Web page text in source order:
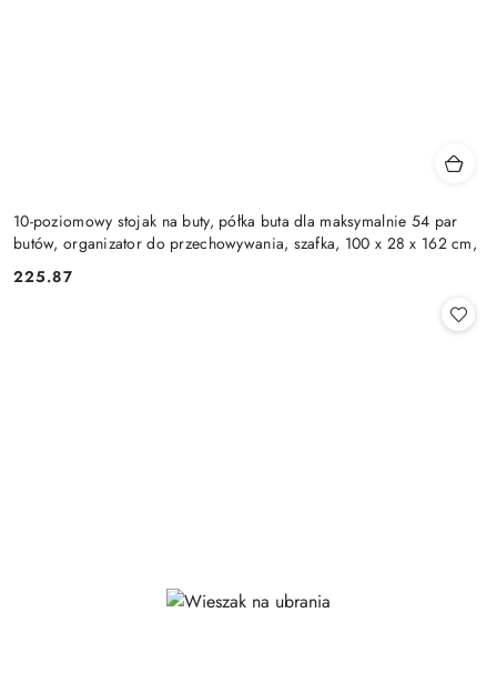
10-poziomowy stojak na buty, półka buta dla maksymalnie 54 par
butów, organizator do przechowywania, szafka, 100 x 28 x 162 cm,
Cena:
225.87